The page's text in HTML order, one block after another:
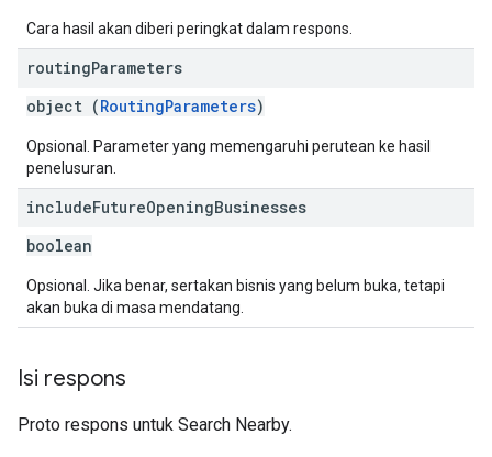
Cara hasil akan diberi peringkat dalam respons.
routingParameters
object (RoutingParameters)
Opsional. Parameter yang memengaruhi perutean ke hasil
penelusuran.
includeFutureOpeningBusinesses
boolean
Opsional. Jika benar, sertakan bisnis yang belum buka, tetapi
akan buka di masa mendatang.
Isi respons
Proto respons untuk Search Nearby.